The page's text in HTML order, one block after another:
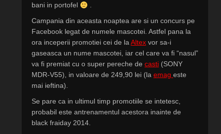
bani in portofel
.
Campania din aceasta noaptea are si un concurs pe
Facebook legat de numele mascotei. Astfel pana la
ora inceperii promotiei cei de laAltex vor sa-i
gaseasca un nume mascotei, iar cel care va fi “nasul”
va fi premiat cu o super pereche de casti (SONY
MDR-V55), in valoare de 249,90 lei (la emag este
mai ieftina).
Se pare ca in ultimul timp promotiile se intetesc,
probabil este antrenamentul acestora inainte de
black fraiday 2014.